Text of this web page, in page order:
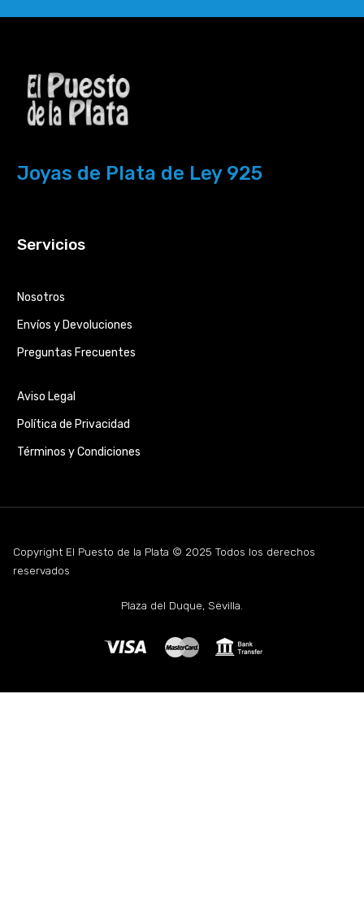
Joyas de Plata de Ley 925
Servicios
Nosotros
Envíos y Devoluciones
Preguntas Frecuentes
Aviso Legal
Política de Privacidad
Términos y Condiciones
Copyright El Puesto de la Plata © 2025 Todos los derechos
reservados
Plaza del Duque, Sevilla.